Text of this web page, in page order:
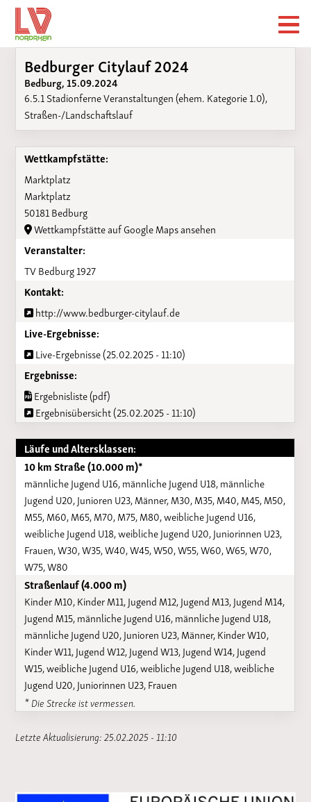
Bedburger Citylauf 2024
Bedburg, 15.09.2024
6.5.1 Stadionferne Veranstaltungen (ehem. Kategorie 1.0),
Straßen-/Landschaftslauf
Wettkampfstätte:
Marktplatz
Marktplatz
50181 Bedburg
Wettkampfstätte auf Google Maps ansehen
Veranstalter:
TV Bedburg 1927
Kontakt:
http://www.bedburger-citylauf.de
Live-Ergebnisse:
Live-Ergebnisse (25.02.2025 - 11:10)
Ergebnisse:
Ergebnisliste (pdf)
Ergebnisübersicht (25.02.2025 - 11:10)
Läufe und Altersklassen:
10 km Straße (10.000 m)*
männliche Jugend U16, männliche Jugend U18, männliche
Jugend U20, Junioren U23, Männer, M30, M35, M40, M45, M50,
M55, M60, M65, M70, M75, M80, weibliche Jugend U16,
weibliche Jugend U18, weibliche Jugend U20, Juniorinnen U23,
Frauen, W30, W35, W40, W45, W50, W55, W60, W65, W70,
W75, W80
Straßenlauf (4.000 m)
Kinder M10, Kinder M11, Jugend M12, Jugend M13, Jugend M14,
Jugend M15, männliche Jugend U16, männliche Jugend U18,
männliche Jugend U20, Junioren U23, Männer, Kinder W10,
Kinder W11, Jugend W12, Jugend W13, Jugend W14, Jugend
W15, weibliche Jugend U16, weibliche Jugend U18, weibliche
Jugend U20, Juniorinnen U23, Frauen
* Die Strecke ist vermessen.
Letzte Aktualisierung: 25.02.2025 - 11:10